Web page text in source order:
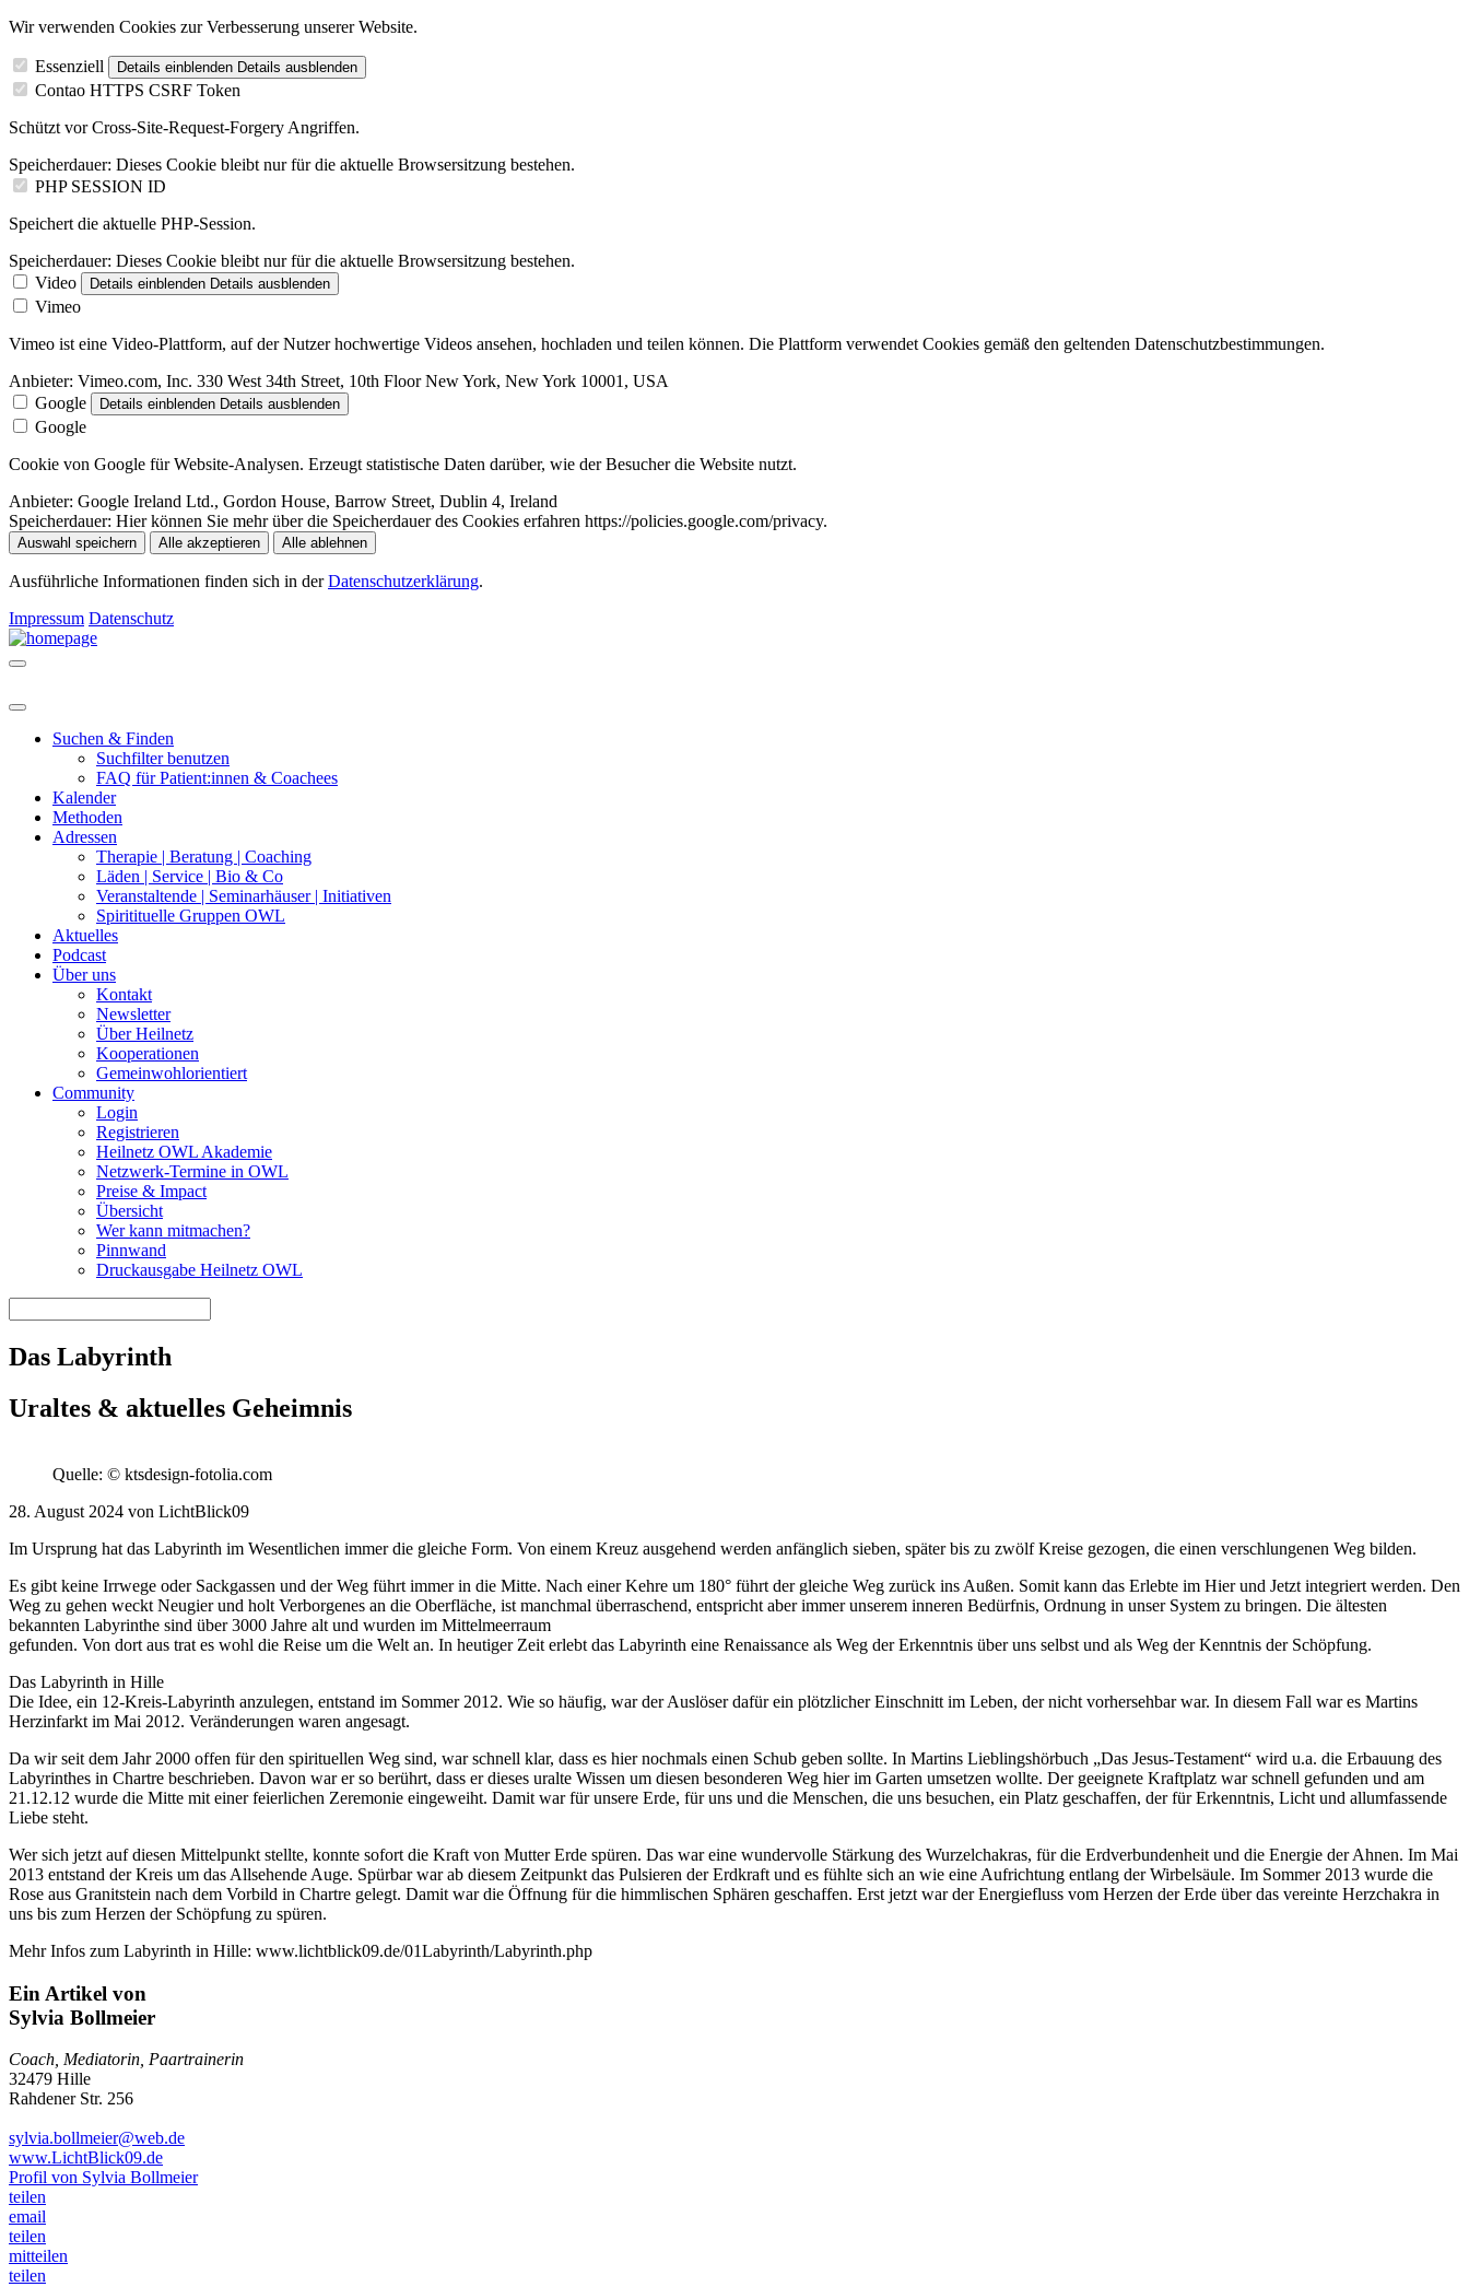
Wir verwenden Cookies zur Verbesserung unserer Website.
Essenziell Details einblenden Details ausblenden
Contao HTTPS CSRF Token
Schützt vor Cross-Site-Request-Forgery Angriffen.
Speicherdauer: Dieses Cookie bleibt nur für die aktuelle Browsersitzung bestehen.
PHP SESSION ID
Speichert die aktuelle PHP-Session.
Speicherdauer: Dieses Cookie bleibt nur für die aktuelle Browsersitzung bestehen.
Video
Details einblenden Details ausblenden
Vimeo
Vimeo ist eine Video-Plattform, auf der Nutzer hochwertige Videos ansehen, hochladen und teilen können. Die Plattform verwendet Cookies gemäß den geltenden Datenschutzbestimmungen.
Anbieter: Vimeo.com, Inc. 330 West 34th Street, 10th Floor New York, New York 10001, USA
Google
Details einblenden Details ausblenden
Google
Cookie von Google für Website-Analysen. Erzeugt statistische Daten darüber, wie der Besucher die Website nutzt.
Anbieter: Google Ireland Ltd., Gordon House, Barrow Street, Dublin 4, Ireland
Speicherdauer: Hier können Sie mehr über die Speicherdauer des Cookies erfahren https://policies.google.com/privacy.
Auswahl speichern Alle akzeptieren Alle ablehnen
Ausführliche Informationen finden sich in derDatenschutzerklärung.
Impressum Datenschutz
Suchen & Finden
Suchfilter benutzen
FAQ für Patient:innen & Coachees
Kalender
Methoden
Adressen
Therapie | Beratung | Coaching
Läden | Service | Bio & Co
Veranstaltende | Seminarhäuser | Initiativen
Spiritituelle Gruppen OWL
Aktuelles
Podcast
Über uns
Kontakt
Newsletter
Über Heilnetz
Kooperationen
Gemeinwohlorientiert
Community
Login
Registrieren
Heilnetz OWL Akademie
Netzwerk-Termine in OWL
Preise & Impact
Übersicht
Wer kann mitmachen?
Pinnwand
Druckausgabe Heilnetz OWL
Das Labyrinth
Uraltes & aktuelles Geheimnis
Quelle: © ktsdesign-fotolia.com
28. August 2024 von LichtBlick09
Im Ursprung hat das Labyrinth im Wesentlichen immer die gleiche Form. Von einem Kreuz ausgehend werden anfänglich sieben, später bis zu zwölf Kreise gezogen, die einen verschlungenen Weg bilden.
Es gibt keine Irrwege oder Sackgassen und der Weg führt immer in die Mitte. Nach einer Kehre um 180° führt der gleiche Weg zurück ins Außen. Somit kann das Erlebte im Hier und Jetzt integriert werden. Den
Weg zu gehen weckt Neugier und holt Verborgenes an die Oberfläche, ist manchmal überraschend, entspricht aber immer unserem inneren Bedürfnis, Ordnung in unser System zu bringen. Die ältesten
bekannten Labyrinthe sind über 3000 Jahre alt und wurden im Mittelmeerraum
gefunden. Von dort aus trat es wohl die Reise um die Welt an. In heutiger Zeit erlebt das Labyrinth eine Renaissance als Weg der Erkenntnis über uns selbst und als Weg der Kenntnis der Schöpfung.
Das Labyrinth in Hille
Die Idee, ein 12-Kreis-Labyrinth anzulegen, entstand im Sommer 2012. Wie so häufig, war der Auslöser dafür ein plötzlicher Einschnitt im Leben, der nicht vorhersehbar war. In diesem Fall war es Martins
Herzinfarkt im Mai 2012. Veränderungen waren angesagt.
Da wir seit dem Jahr 2000 offen für den spirituellen Weg sind, war schnell klar, dass es hier nochmals einen Schub geben sollte. In Martins Lieblingshörbuch „Das Jesus-Testament“ wird u.a. die Erbauung des
Labyrinthes in Chartre beschrieben. Davon war er so berührt, dass er dieses uralte Wissen um diesen besonderen Weg hier im Garten umsetzen wollte. Der geeignete Kraftplatz war schnell gefunden und am
21.12.12 wurde die Mitte mit einer feierlichen Zeremonie eingeweiht. Damit war für unsere Erde, für uns und die Menschen, die uns besuchen, ein Platz geschaffen, der für Erkenntnis, Licht und allumfassende
Liebe steht.
Wer sich jetzt auf diesen Mittelpunkt stellte, konnte sofort die Kraft von Mutter Erde spüren. Das war eine wundervolle Stärkung des Wurzelchakras, für die Erdverbundenheit und die Energie der Ahnen. Im Mai
2013 entstand der Kreis um das Allsehende Auge. Spürbar war ab diesem Zeitpunkt das Pulsieren der Erdkraft und es fühlte sich an wie eine Aufrichtung entlang der Wirbelsäule. Im Sommer 2013 wurde die
Rose aus Granitstein nach dem Vorbild in Chartre gelegt. Damit war die Öffnung für die himmlischen Sphären geschaffen. Erst jetzt war der Energiefluss vom Herzen der Erde über das vereinte Herzchakra in
uns bis zum Herzen der Schöpfung zu spüren.
Mehr Infos zum Labyrinth in Hille: www.lichtblick09.de/01Labyrinth/Labyrinth.php
Ein Artikel von
Sylvia Bollmeier
Coach, Mediatorin, Paartrainerin
32479 Hille
Rahdener Str. 256
sylvia.bollmeier@web.de
www.LichtBlick09.de
Profil von Sylvia Bollmeier
teilen
email
teilen
mitteilen
teilen